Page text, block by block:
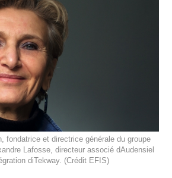
fondatrice et directrice générale du groupe
Lafosse, directeur associé dAudensiel
diTekway. (Crédit EFIS)